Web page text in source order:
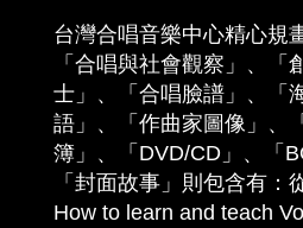
台灣合唱音樂中心精心規
「合唱與社會觀察」、
士」、「合唱臉譜」、「
語」、「作曲家圖像」、
簿」、「DVD/CD」、「
「封面故事」則包含有
How to learn and teach